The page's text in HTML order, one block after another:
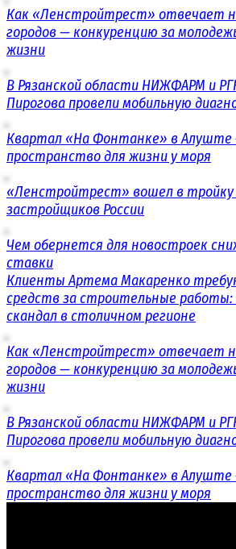
Как «Ленстройтрест» отвечает
городов — конкуренцию за
жизни
В Рязанской области НИЖФАРМ и
Пирогова провели мобильную
Квартал «На Фонтанке» в Алуште
пространство для жизни у моря
«Ленстройтрест» вошел в
застройщиков России
Чем обернется для новостроек
ставки
Клиенты Артема Макаренко
средств за строительные
скандал в столичном регионе
Как «Ленстройтрест» отвечает
городов — конкуренцию за
жизни
В Рязанской области НИЖФАРМ и
Пирогова провели мобильную
Квартал «На Фонтанке» в Алуште
пространство для жизни у моря